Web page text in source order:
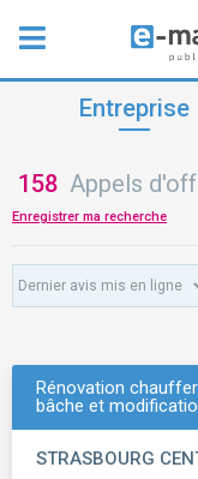
Entreprise
158 Appels
Enregistrer ma recherche
Rénovation
bâche et
STRASBOURG